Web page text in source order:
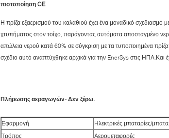
πιστοποίηση CE
Η πρίζα εξαερισμού του καλαθιού έχει ένα μοναδικό
χτυπήματος στον τοίχο, παράγοντας αυτόματα αποσταγμένο
απώλεια νερού κατά 60% σε σύγκριση με τα τυποποιημένα
σχέδιο αυτό αναπτύχθηκε αρχικά για την EnerSys στις ΗΠΑ.Και
Πλήρωσης αεραγωγών- Δεν ξέρω.
Εφαρμογή
Ηλεκτρικές μπαταρίες/
Τρόπος
Αερομεταφορές